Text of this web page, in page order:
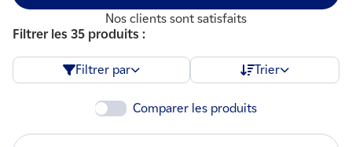
Nos clients sont satisfaits
Filtrer les 35 produits :
Filtrer par Trier
Comparer les produits